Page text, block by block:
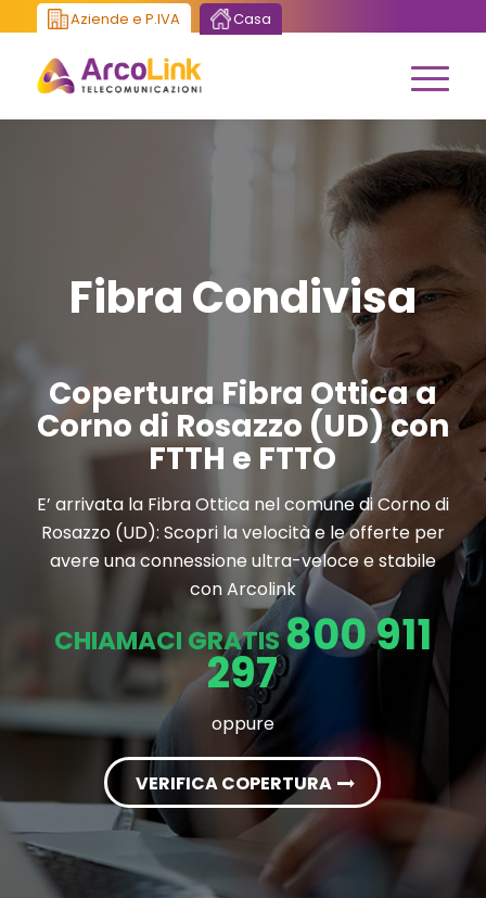
Aziende e P.IVA Casa
Fibra Condivisa
Copertura Fibra Ottica a
Corno di Rosazzo (UD) con
FTTH e FTTO
E’ arrivata la Fibra Ottica nel comune di Corno di
Rosazzo (UD): Scopri la velocità e le offerte per
avere una connessione ultra-veloce e stabile
con Arcolink
CHIAMACI GRATIS800 911
297
oppure
VERIFICA COPERTURA